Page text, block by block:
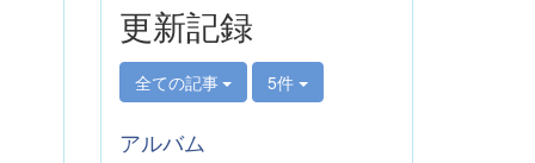
更新記録
全ての記事 5件
アルバム